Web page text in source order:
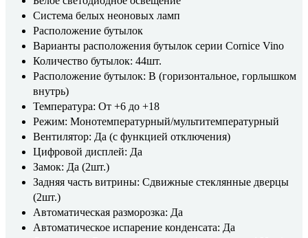
Система белых неоновых ламп
Расположение бутылок
Варианты расположения бутылок серии Cornice Vino
Количество бутылок: 44шт.
Расположение бутылок: B (горизонтальное, горлышком
внутрь)
Температура: От +6 до +18
Режим: Монотемпературный/мультитемпературный
Вентилятор: Да (с функцией отключения)
Цифровой дисплей: Да
Замок: Да (2шт.)
Задняя часть витрины: Сдвижные стеклянные дверцы
(2шт.)
Автоматическая разморозка: Да
Автоматическое испарение конденсата: Да